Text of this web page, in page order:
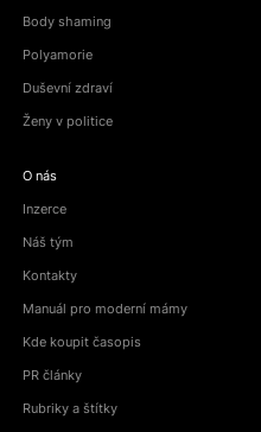
Body shaming
Polyamorie
Duševní zdraví
Ženy v politice
O nás
Inzerce
Náš tým
Kontakty
Manuál pro moderní mámy
Kde koupit časopis
PR články
Rubriky a štítky